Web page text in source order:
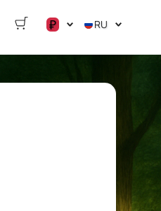
₽
.د.ب
RU